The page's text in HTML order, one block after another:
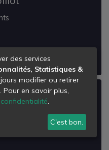
de Fayl-billot
les Bains
le Pré Robin
des services
Statistiques &
modifier ou retirer
en savoir plus,
.
C'est bon.